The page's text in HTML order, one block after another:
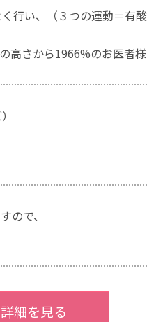
行い、（３つの運動＝有
さから1966%のお医者
ので、
細を見る